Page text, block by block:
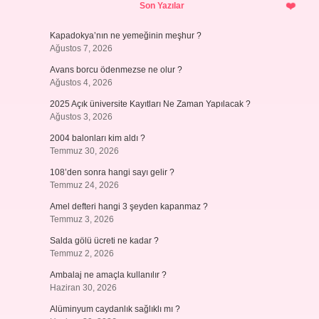
Son Yazılar
Kapadokya’nın ne yemeğinin meşhur ?
Ağustos 7, 2026
Avans borcu ödenmezse ne olur ?
Ağustos 4, 2026
2025 Açık üniversite Kayıtları Ne Zaman Yapılacak ?
Ağustos 3, 2026
2004 balonları kim aldı ?
Temmuz 30, 2026
108’den sonra hangi sayı gelir ?
Temmuz 24, 2026
Amel defteri hangi 3 şeyden kapanmaz ?
Temmuz 3, 2026
Salda gölü ücreti ne kadar ?
Temmuz 2, 2026
Ambalaj ne amaçla kullanılır ?
Haziran 30, 2026
Alüminyum caydanlık sağlıklı mı ?